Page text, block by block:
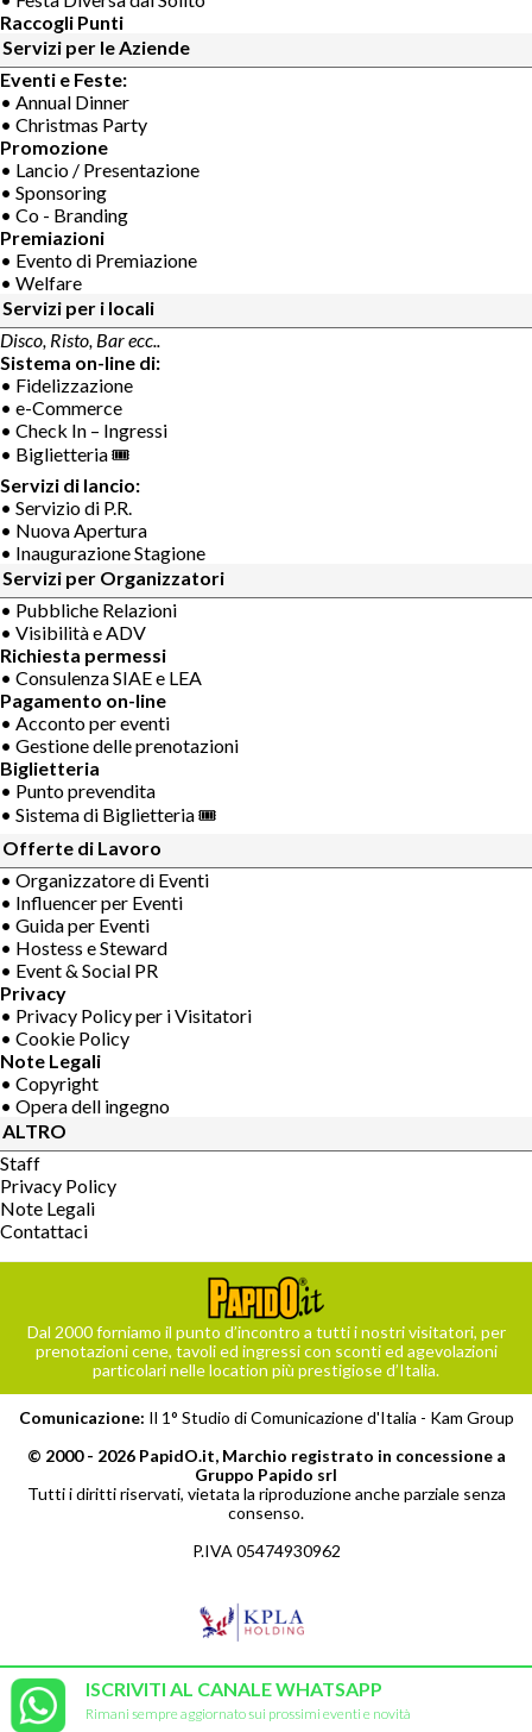
ISCRIVITI AL CANALE WHATSAPP
Rimani sempre aggiornato sui prossimi eventi e novità
Raccogli Punti
Servizi per le Aziende
Eventi e Feste:
• Annual Dinner
• Christmas Party
Promozione
• Lancio / Presentazione
• Sponsoring
• Co - Branding
Premiazioni
• Evento di Premiazione
• Welfare
Servizi per i locali
Disco, Risto, Bar ecc..
Sistema on-line di:
• Fidelizzazione
• e-Commerce
• Check In – Ingressi
• Biglietteria 🎟
Servizi di lancio:
• Servizio di P.R.
• Nuova Apertura
• Inaugurazione Stagione
Servizi per Organizzatori
• Pubbliche Relazioni
• Visibilità e ADV
Richiesta permessi
• Consulenza SIAE e LEA
Pagamento on-line
• Acconto per eventi
• Gestione delle prenotazioni
Biglietteria
• Punto prevendita
• Sistema di Biglietteria 🎟
Offerte di Lavoro
• Organizzatore di Eventi
• Influencer per Eventi
• Guida per Eventi
• Hostess e Steward
• Event & Social PR
Privacy
• Privacy Policy per i Visitatori
• Cookie Policy
Note Legali
• Copyright
• Opera dell ingegno
ALTRO
Staff
Privacy Policy
Note Legali
Contattaci
Dal 2000 forniamo il punto d’incontro a tutti i nostri visitatori, per
prenotazioni cene, tavoli ed ingressi con sconti ed agevolazioni
particolari nelle location più prestigiose d’Italia.
Comunicazione: Il 1° Studio di Comunicazione d'Italia - Kam Group
© 2000 - 2026 PapidO.it, Marchio registrato in concessione a
Gruppo Papido srl
Tutti i diritti riservati, vietata la riproduzione anche parziale senza
consenso.
P.IVA 05474930962